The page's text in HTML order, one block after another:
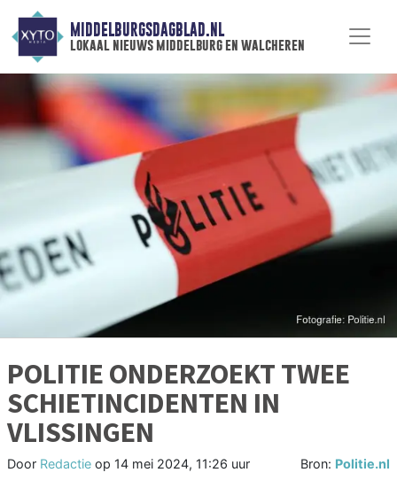
MIDDELBURGSDAGBLAD.NL
lokaal nieuws middelburg en walcheren
POLITIE ONDERZOEKT TWEE
SCHIETINCIDENTEN IN
VLISSINGEN
Door Redactie op 14 mei 2024, 11:26 uur Bron: Politie.nl